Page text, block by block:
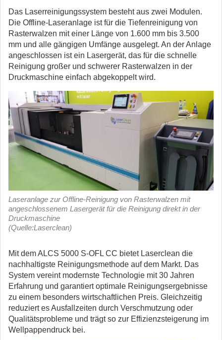
Das Laserreinigungssystem besteht aus zwei Modulen.
Die Offline-Laseranlage ist für die Tiefenreinigung von
Rasterwalzen mit einer Länge von 1.600 mm bis 3.500
mm und alle gängigen Umfänge ausgelegt. An der Anlage
angeschlossen ist ein Lasergerät, das für die schnelle
Reinigung großer und schwerer Rasterwalzen in der
Druckmaschine einfach abgekoppelt wird.
Laseranlage zur Offline-Reinigung von Rasterwalzen mit
angeschlossenem Lasergerät für die Reinigung direkt in der
Druckmaschine
(Quelle:Laserclean)
Mit dem ALCS 5000 S-OFL CC bietet Laserclean die
nachhaltigste Reinigungsmethode auf dem Markt. Das
System vereint modernste Technologie mit 30 Jahren
Erfahrung und garantiert optimale Reinigungsergebnisse
zu einem besonders wirtschaftlichen Preis. Gleichzeitig
reduziert es Ausfallzeiten durch Verschmutzung oder
Qualitätsprobleme und trägt so zur Effizienzsteigerung im
Wellpappendruck bei.